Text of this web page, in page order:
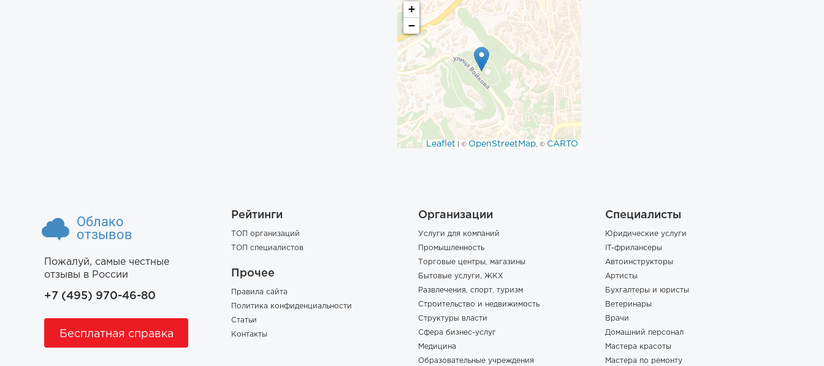
+
−
Leaflet | © OpenStreetMap, © CARTO
Облако
отзывов
Пожалуй, самые честные
отзывы в России
+7 (495) 970-46-80
Бесплатная справка
Рейтинги
ТОП организаций
ТОП специалистов
Прочее
Правила сайта
Политика конфиденциальности
Статьи
Контакты
Организации
Услуги для компаний
Промышленность
Торговые центры, магазины
Бытовые услуги, ЖКХ
Развлечения, спорт, туризм
Строительство и недвижимость
Структуры власти
Сфера бизнес-услуг
Медицина
Образовательные учреждения
Специалисты
Юридические услуги
IT-фрилансеры
Автоинструкторы
Артисты
Бухгалтеры и юристы
Ветеринары
Врачи
Домашний персонал
Мастера красоты
Мастера по ремонту